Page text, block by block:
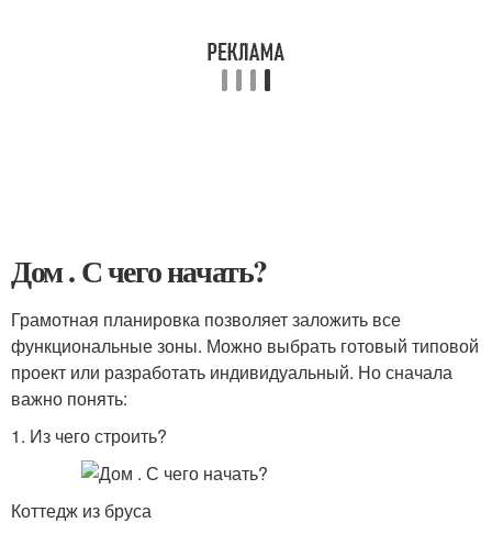
Дом . С чего начать?
Грамотная планировка позволяет заложить все
функциональные зоны. Можно выбрать готовый типовой
проект или разработать индивидуальный. Но сначала
важно понять:
1. Из чего строить?
Коттедж из бруса